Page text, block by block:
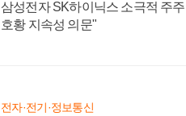
삼성전자 SK하이닉스 소극적 주
호황 지속성 의문"
전자·전기·정보통신